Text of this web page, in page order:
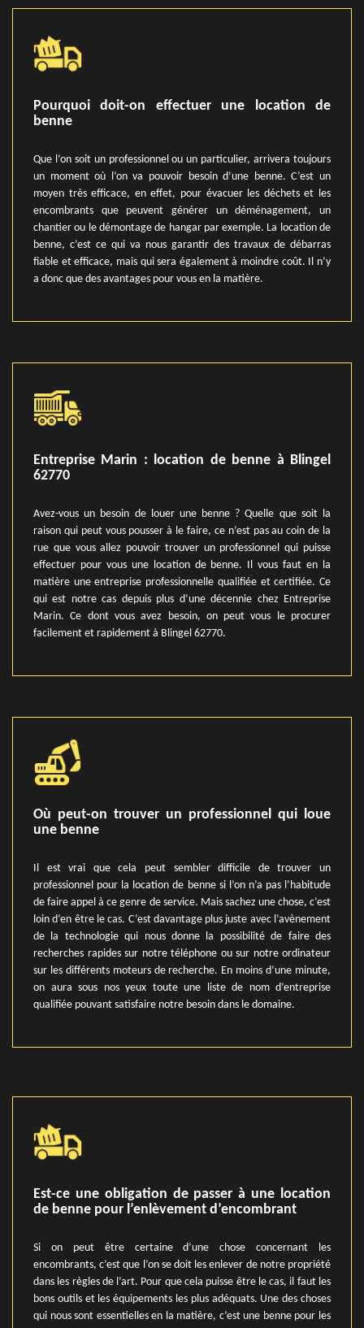
Pourquoi doit-on effectuer une location de
benne
Que l’on soit un professionnel ou un particulier, arrivera toujours
un moment où l’on va pouvoir besoin d’une benne. C’est un
moyen très efficace, en effet, pour évacuer les déchets et les
encombrants que peuvent générer un déménagement, un
chantier ou le démontage de hangar par exemple. La location de
benne, c’est ce qui va nous garantir des travaux de débarras
fiable et efficace, mais qui sera également à moindre coût. Il n’y
a donc que des avantages pour vous en la matière.
Entreprise Marin : location de benne à Blingel
62770
Avez-vous un besoin de louer une benne ? Quelle que soit la
raison qui peut vous pousser à le faire, ce n’est pas au coin de la
rue que vous allez pouvoir trouver un professionnel qui puisse
effectuer pour vous une location de benne. Il vous faut en la
matière une entreprise professionnelle qualifiée et certifiée. Ce
qui est notre cas depuis plus d’une décennie chez Entreprise
Marin. Ce dont vous avez besoin, on peut vous le procurer
facilement et rapidement à Blingel 62770.
Où peut-on trouver un professionnel qui loue
une benne
Il est vrai que cela peut sembler difficile de trouver un
professionnel pour la location de benne si l’on n’a pas l’habitude
de faire appel à ce genre de service. Mais sachez une chose, c’est
loin d’en être le cas. C’est davantage plus juste avec l’avènement
de la technologie qui nous donne la possibilité de faire des
recherches rapides sur notre téléphone ou sur notre ordinateur
sur les différents moteurs de recherche. En moins d’une minute,
on aura sous nos yeux toute une liste de nom d’entreprise
qualifiée pouvant satisfaire notre besoin dans le domaine.
Est-ce une obligation de passer à une location
de benne pour l’enlèvement d’encombrant
Si on peut être certaine d’une chose concernant les
encombrants, c’est que l’on se doit les enlever de notre propriété
dans les règles de l’art. Pour que cela puisse être le cas, il faut les
bons outils et les équipements les plus adéquats. Une des choses
qui nous sont essentielles en la matière, c’est une benne pour les